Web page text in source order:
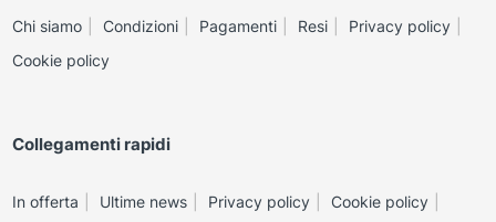
Chi siamo Condizioni Pagamenti Resi
Privacy policy
Cookie policy
Collegamenti rapidi
In offerta Ultime news Privacy policy
Cookie policy